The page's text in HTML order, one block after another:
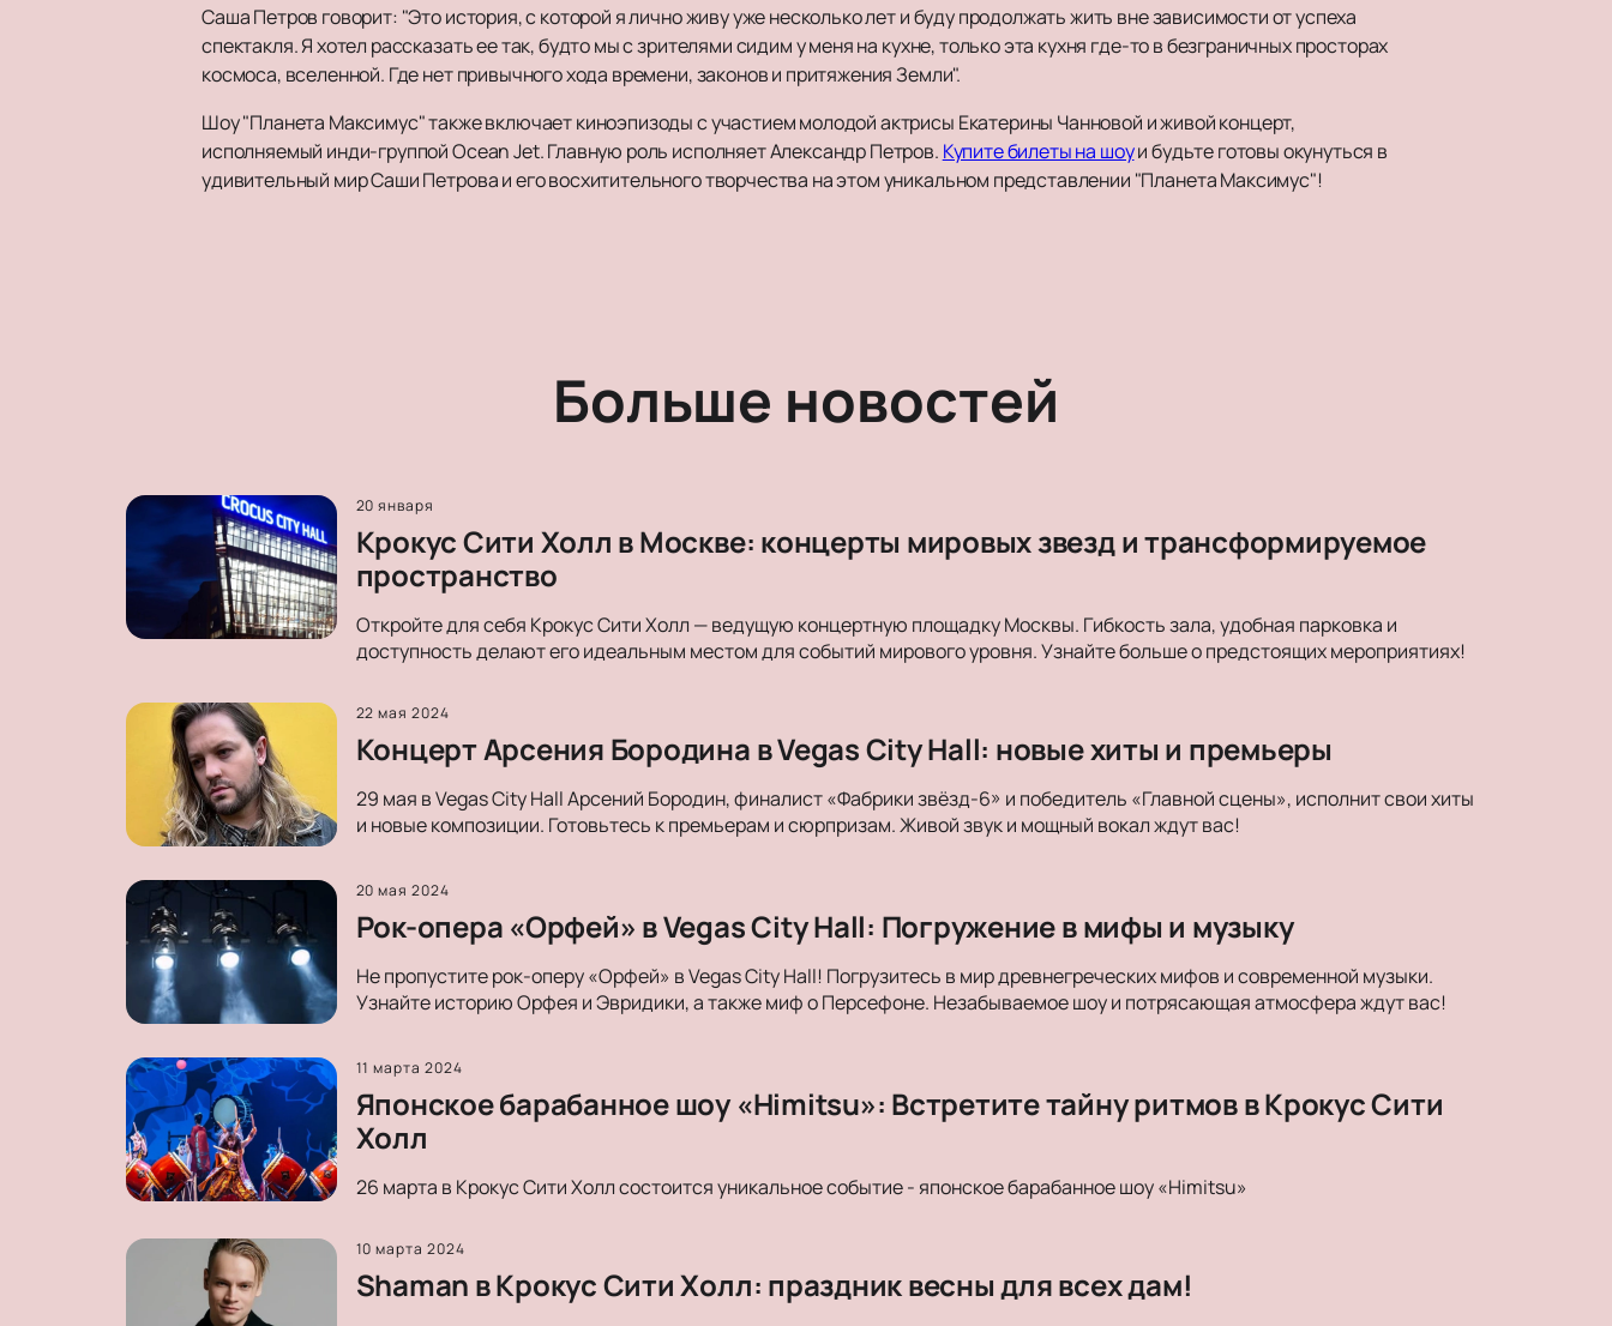
Саша Петров говорит: "Это история, с которой я лично живу уже несколько лет и буду продолжать жить вне зависимости от успеха
спектакля. Я хотел рассказать ее так, будто мы с зрителями сидим у меня на кухне, только эта кухня где-то в безграничных просторах
космоса, вселенной. Где нет привычного хода времени, законов и притяжения Земли".
Шоу "Планета Максимус" также включает киноэпизоды с участием молодой актрисы Екатерины Чанновой и живой концерт,
исполняемый инди-группой Ocean Jet. Главную роль исполняет Александр Петров. Купите билеты на шоуи будьте готовы окунуться в
удивительный мир Саши Петрова и его восхитительного творчества на этом уникальном представлении "Планета Максимус"!
Больше новостей
20 января
Крокус Сити Холл в Москве: концерты мировых звезд и трансформируемое
пространство
Откройте для себя Крокус Сити Холл — ведущую концертную площадку Москвы. Гибкость зала, удобная парковка и
доступность делают его идеальным местом для событий мирового уровня. Узнайте больше о предстоящих мероприятиях!
22 мая 2024
Концерт Арсения Бородина в Vegas City Hall: новые хиты и премьеры
29 мая в Vegas City Hall Арсений Бородин, финалист «Фабрики звёзд-6» и победитель «Главной сцены», исполнит свои хиты
и новые композиции. Готовьтесь к премьерам и сюрпризам. Живой звук и мощный вокал ждут вас!
20 мая 2024
Рок-опера «Орфей» в Vegas City Hall: Погружение в мифы и музыку
Не пропустите рок-оперу «Орфей» в Vegas City Hall! Погрузитесь в мир древнегреческих мифов и современной музыки.
Узнайте историю Орфея и Эвридики, а также миф о Персефоне. Незабываемое шоу и потрясающая атмосфера ждут вас!
11 марта 2024
Японское барабанное шоу «Himitsu»: Встретите тайну ритмов в Крокус Сити
Холл
26 марта в Крокус Сити Холл состоится уникальное событие - японское барабанное шоу «Himitsu»
10 марта 2024
Shaman в Крокус Сити Холл: праздник весны для всех дам!